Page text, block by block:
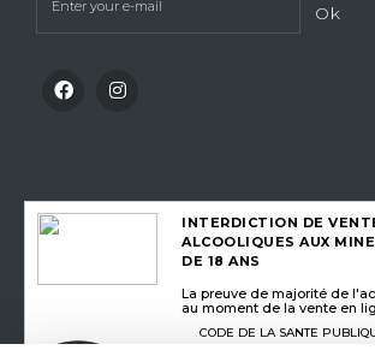
Ok
INTERDICTION DE
ALCOOLIQUES AUX
DE 18 ANS
La preuve de majorité de
au moment de la vente en
CODE DE LA SANTE